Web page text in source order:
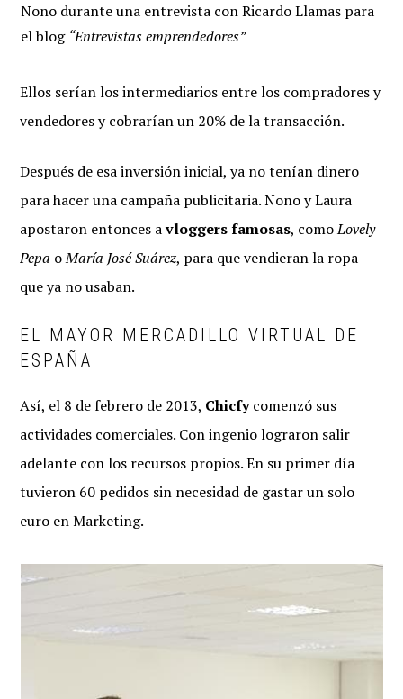
Nono durante una entrevista con Ricardo Llamas para
el blog “Entrevistas emprendedores”
Ellos serían los intermediarios entre los compradores y
vendedores y cobrarían un 20% de la transacción.
Después de esa inversión inicial, ya no tenían dinero
para hacer una campaña publicitaria. Nono y Laura
apostaron entonces avloggers famosas, comoLovely
Pepa oMaría José Suárez, para que vendieran la ropa
que ya no usaban.
EL MAYOR MERCADILLO VIRTUAL DE
ESPAÑA
Así, el 8 de febrero de 2013, Chicfycomenzó sus
actividades comerciales. Con ingenio lograron salir
adelante con los recursos propios. En su primer día
tuvieron 60 pedidos sin necesidad de gastar un solo
euro en Marketing.